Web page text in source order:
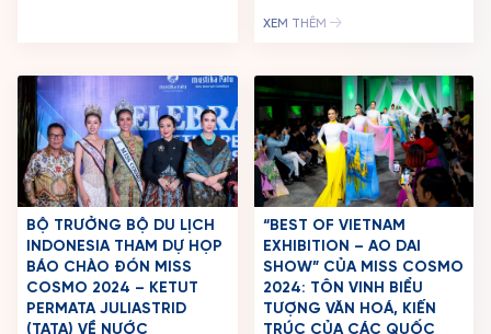
Năm 2024, cuộc thi được tổ chức chuyên nghiệp theo
của Việt Nam. Với sự tham gia của nhiều quốc gia và
vùng lãnh thổ trên thế giới, cuộc thi là một trong những
sự kiện văn hóa nghệ thuật bùng nổ, thu hút sự quan
tâm và đồng hành của cộng đồng người hâm mộ lẫn
truyền thông trong nước và quốc tế.
CÓ THỂ BẠN QUAN TÂM